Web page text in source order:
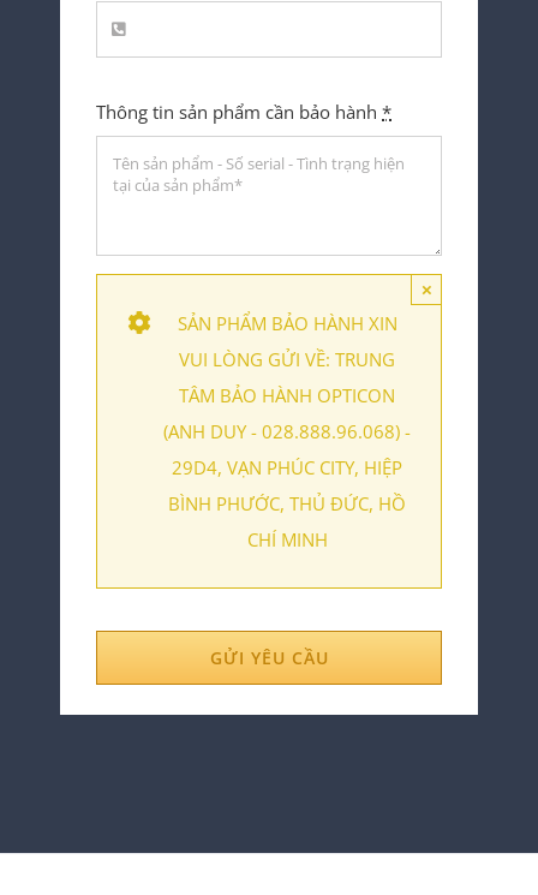
Thông tin sản phẩm cần bảo hành *
SẢN PHẨM BẢO HÀNH XIN
VUI LÒNG GỬI VỀ: TRUNG
TÂM BẢO HÀNH OPTICON
(ANH DUY - 028.888.96.068) -
29D4, VẠN PHÚC CITY, HIỆP
BÌNH PHƯỚC, THỦ ĐỨC, HỒ
CHÍ MINH
×
GỬI YÊU CẦU